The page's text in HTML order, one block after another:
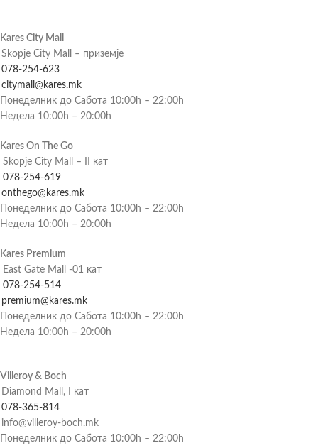
Kares City Mall
Skopje City Mall – приземје
078-254-623
citymall@kares.mk
Понеделник до Сабота 10:00h – 22:00h
Недела 10:00h – 20:00h
Kares On The Go
Skopje City Mall – II кат
078-254-619
onthego@kares.mk
Понеделник до Сабота 10:00h – 22:00h
Недела 10:00h – 20:00h
Kares Premium
East Gate Mall -01 кат
078-254-514
premium@kares.mk
Понеделник до Сабота 10:00h – 22:00h
Недела 10:00h – 20:00h
Villeroy & Boch
Diamond Mall, I кат
078-365-814
info@villeroy-boch.mk
Понеделник до Сабота 10:00h – 22:00h